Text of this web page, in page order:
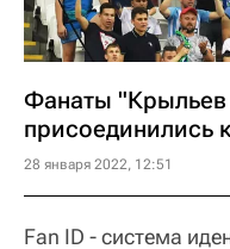
Фанаты "Крыльев
присоединились
28 января 2022, 12:51
Fan ID - система